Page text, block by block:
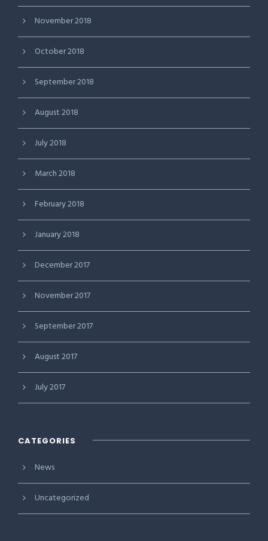
November 2018
October 2018
September 2018
August 2018
July 2018
March 2018
February 2018
January 2018
December 2017
November 2017
September 2017
August 2017
July 2017
CATEGORIES
News
Uncategorized